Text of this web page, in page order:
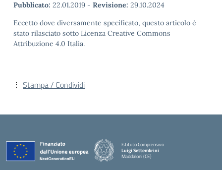
Pubblicato: 22.01.2019 - Revisione: 29.10.2024
Eccetto dove diversamente specificato, questo articolo è
stato rilasciato sotto Licenza Creative Commons
Attribuzione 4.0 Italia.
Stampa / Condividi
Istituto Comprensivo
Luigi Settembrini
Maddaloni (CE)